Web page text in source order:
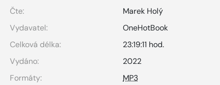
Čte:
Marek Holý
Vydavatel:
OneHotBook
Celková délka:
23:19:11 hod.
Vydáno:
2022
Formáty:
MP3